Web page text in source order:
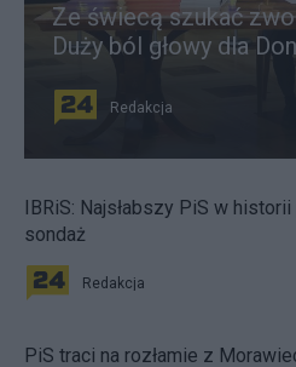
Ze świecą szukać
Duży ból głowy dla
Redakcja
IBRiS: Najsłabszy PiS w
sondaż
Redakcja
PiS traci na rozłamie z